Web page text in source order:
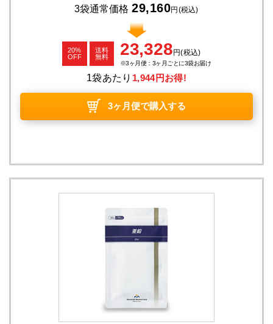
3袋通常価格 29,160円(税込)
20%
OFF
送料
無料
23,328円(税込)
3ヶ月便：3ヶ月ごとに3袋お届け
1袋あたり 1,944円お得!
3ヶ月便で購入する